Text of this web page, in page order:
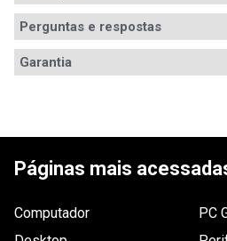
Avaliações
ESCREVER AVALIAÇÃO
Perguntas e respostas
Garantia
maiores informações,
www.waz.com.br/
Páginas mais
Computador
PC